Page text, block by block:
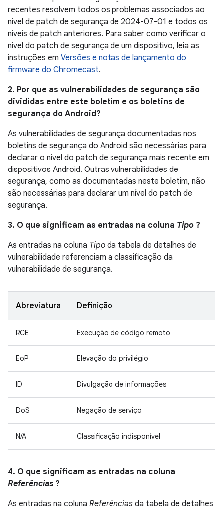
recentes resolvem todos os problemas associados ao
nível de patch de segurança de 2024-07-01 e todos os
níveis de patch anteriores. Para saber como verificar o
nível do patch de segurança de um dispositivo, leia as
instruções em Versões e notas de lançamento do
firmware do Chromecast.
2. Por que as vulnerabilidades de segurança são
divididas entre este boletim e os boletins de
segurança do Android?
As vulnerabilidades de segurança documentadas nos
boletins de segurança do Android são necessárias para
declarar o nível do patch de segurança mais recente em
dispositivos Android. Outras vulnerabilidades de
segurança, como as documentadas neste boletim, não
são necessárias para declarar um nível do patch de
segurança.
3. O que significam as entradas na coluna Tipo ?
As entradas na coluna Tipo da tabela de detalhes de
vulnerabilidade referenciam a classificação da
vulnerabilidade de segurança.
Abreviatura Definição
RCE Execução de código remoto
EoP Elevação do privilégio
ID Divulgação de informações
DoS Negação de serviço
N/A Classificação indisponível
4. O que significam as entradas na coluna
Referências ?
As entradas na coluna Referências da tabela de detalhes